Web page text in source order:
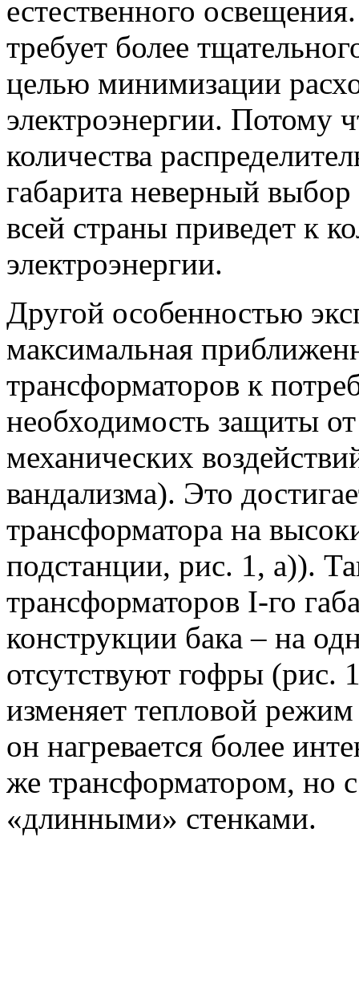
естественного
требует более
целью минимизации
электроэнергии. Потому
количества
габарита неверный
всей страны приведет к
электроэнергии.
Другой особенностью
максимальная
трансформаторов к
необходимость защиты
механических
вандализма). Это
трансформатора на
подстанции, рис. 1, а)).
трансформаторов I-го
конструкции бака – на
отсутствуют гофры (рис.
изменяет тепловой
он нагревается более
же трансформатором, но
«длинными» стенками.